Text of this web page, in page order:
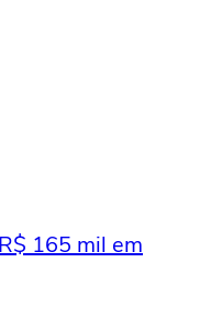
165 mil em